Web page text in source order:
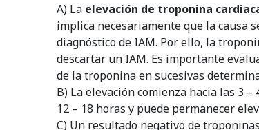
A) La elevación de troponina
implica necesariamente que la causa
diagnóstico de IAM. Por ello, la
descartar un IAM. Es importante
de la troponina en sucesivas
B) La elevación comienza hacia las 3
12 – 18 horas y puede permanecer
C) Un resultado negativo de